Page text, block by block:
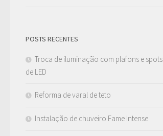
POSTS RECENTES
Troca de iluminação com plafons e spots
de LED
Reforma de varal de teto
Instalação de chuveiro Fame Intense